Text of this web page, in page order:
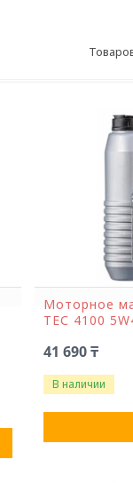
Моторное
ТЕС 4100
41 690 ₸
В наличии